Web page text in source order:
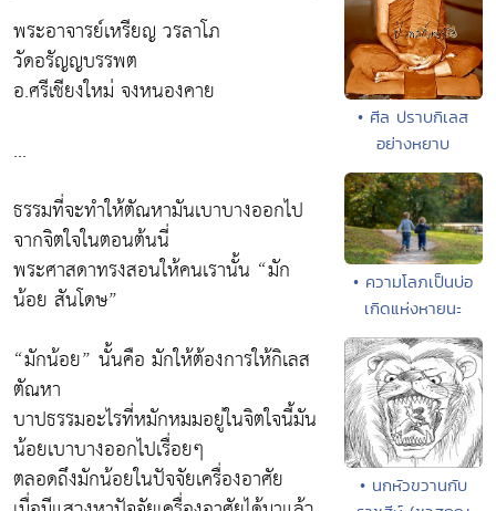
พระอาจารย์เหรียญ วรลาโภ
วัดอรัญญบรรพต
อ.ศรีเชียงใหม่ จงหนองคาย
...
ธรรมที่จะทำให้ตัณหามันเบาบางออกไป
จากจิตใจในตอนต้นนี่
พระศาสดาทรงสอนให้คนเรานั้น “มัก
น้อย สันโดษ”
“มักน้อย” นั้นคือ มักให้ต้องการให้กิเลส
ตัณหา
บาปธรรมอะไรที่หมักหมมอยู่ในจิตใจนี้มัน
น้อยเบาบางออกไปเรื่อยๆ
ตลอดถึงมักน้อยในปัจจัยเครื่องอาศัย
• ศีล ปราบกิเลส
อย่างหยาบ
• ความโลภเป็นบ่อ
เกิดแห่งหายนะ
• นกหัวขวานกับ